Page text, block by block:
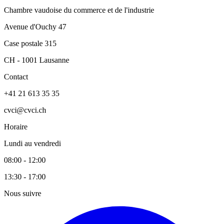
Chambre vaudoise du commerce et de l'industrie
Avenue d'Ouchy 47
Case postale 315
CH - 1001 Lausanne
Contact
+41 21 613 35 35
cvci@cvci.ch
Horaire
Lundi au vendredi
08:00 - 12:00
13:30 - 17:00
Nous suivre